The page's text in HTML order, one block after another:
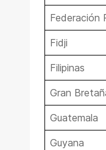
Federación
Fidji
Filipinas
Gran
Guatemala
Guyana